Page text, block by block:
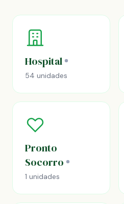
Hospital
54 unidades
Pronto
Socorro
1 unidades